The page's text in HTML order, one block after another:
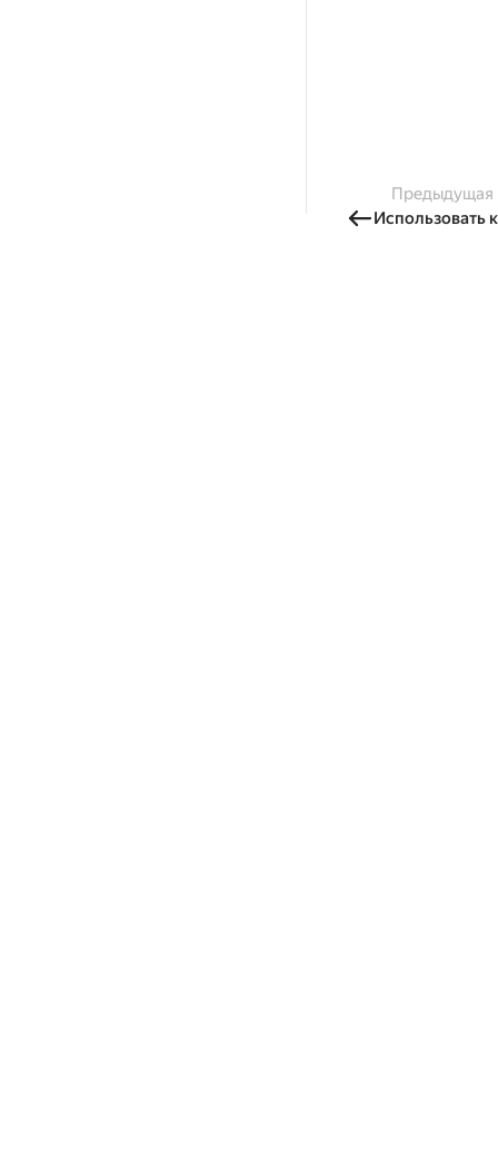
Предыдущая
Использовать